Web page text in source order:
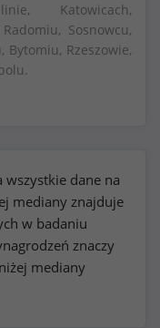
Katowicach,
Sosnowcu,
Bytomiu, Rzeszowie,
dane na
mediany znajduje
w badaniu
znaczy
mediany